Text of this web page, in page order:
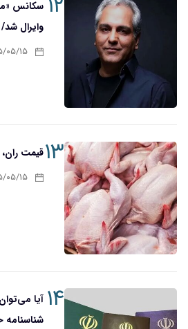
سکانس
وایرال
۱۴۰۵/۰۵/
۱۳قیمت
۱۴۰۵/۰۵/
۱۴ آیا